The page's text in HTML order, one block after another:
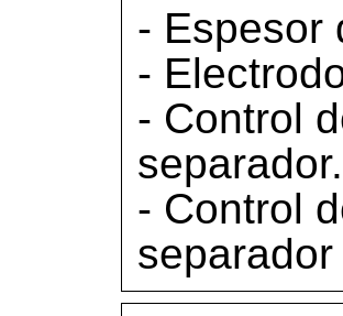
- Espesor
-
- Control
separador.
- Control
separador